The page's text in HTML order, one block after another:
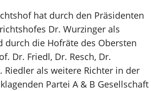
hat durch den Präsidenten
Dr. Wurzinger als
durch die Hofräte des Obersten
Dr. Friedl, Dr. Resch, Dr.
Riedler als weitere Richter in der
Partei A & B Gesellschaft